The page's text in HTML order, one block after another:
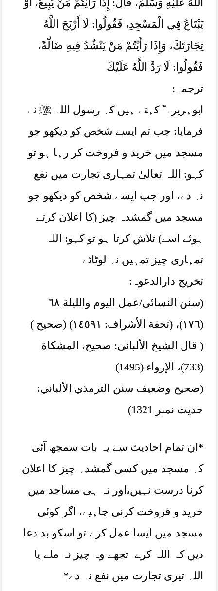
اللَّهُ عَلَيْهِ وَسَلَّمَ، ‏‏‏‏‏‏قَالَ:‏‏‏‏ إِذَا رَأَيْتُمْ مَنْ يَبِيعُ، ‏‏‏‏‏‏أَوْ
يَبْتَاعُ فِي الْمَسْجِدِ، ‏‏‏‏‏‏فَقُولُوا:‏‏‏‏ لَا أَرْبَحَ اللَّهُ
تِجَارَتَكَ، ‏‏‏‏‏‏وَإِذَا رَأَيْتُمْ مَنْ يَنْشُدُ فِيهِ ضَالَّةً،
‏‏‏‏‏‏فَقُولُوا:‏‏‏‏ لَا رَدَّ اللَّهُ عَلَيْكَ
ترجمہ:
ابوہریرہ ؓ کہتے ہیں کہ رسول اللہ ﷺ نے
فرمایا: جب تم ایسے شخص کو دیکھو جو
مسجد میں خرید و فروخت کر رہا ہو تو
کہو: اللہ تعالیٰ تمہاری تجارت میں نفع
نہ دے، اور جب ایسے شخص کو دیکھو جو
مسجد میں گمشدہ چیز (کا اعلان کرتے
ہوئے اسے) تلاش کرتا ہو تو کہو: اللہ
تمہاری چیز تمہیں نہ لوٹائے
تخریج دارالدعوہ:
(سنن النسائی/عمل الیوم واللیلة ٦٨
(١٧٦)، (تحفة الأشراف: ١٤٥٩١) (صحیح )
( قال الشيخ الألباني: صحيح، المشکاة
(733)، الإرواء (1495)
(صحيح وضعيف سنن الترمذي الألباني:
حديث نمبر 1321)
*ان تمام احادیث سے یہ بات سمجھ آئی
کہ مسجد میں کسی گمشدہ چیز کا اعلان
کرنا درست نہیں،اور نہ ہی مساجد میں
خرید و فروخت کرنی چاہیے، اگر کوئی
مسجد میں ایسا عمل کرے تو اسکو بد دعا
دیں کہ اللہ کرے تجھے وہ چیز نہ ملے یا
اللہ تیری تجارت میں نفع نہ دے*